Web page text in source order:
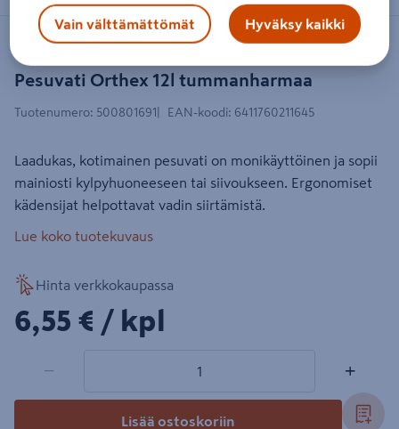
Pesuvati Orthex 12l tummanharmaa
Tuotenumero: 500801691 EAN-koodi: 6411760211645
Laadukas, kotimainen pesuvati on monikäyttöinen ja sopii
mainiosti kylpyhuoneeseen tai siivoukseen. Ergonomiset
kädensijat helpottavat vadin siirtämistä.
Lue koko tuotekuvaus
Hinta verkkokaupassa
6,55€/kpl
6,55 € / kpl
− +
Lisää ostoskoriin
Vain välttämättömät Hyväksy kaikki